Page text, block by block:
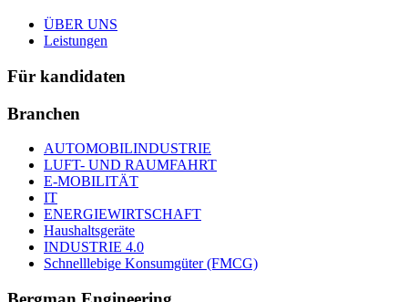
ÜBER UNS
Leistungen
Für kandidaten
Branchen
AUTOMOBILINDUSTRIE
LUFT- UND RAUMFAHRT
E-MOBILITÄT
IT
ENERGIEWIRTSCHAFT
Haushaltsgeräte
INDUSTRIE 4.0
Schnelllebige Konsumgüter (FMCG)